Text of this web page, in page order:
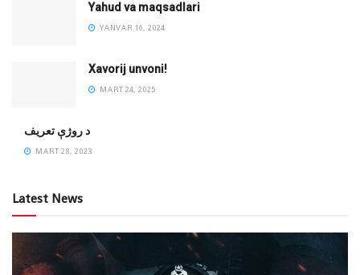
Yahud va maqsadlari
YANVAR 16, 2024
Xavorij unvoni!
MART 24, 2025
‌د روژې تعریف
MART 28, 2023
Latest News